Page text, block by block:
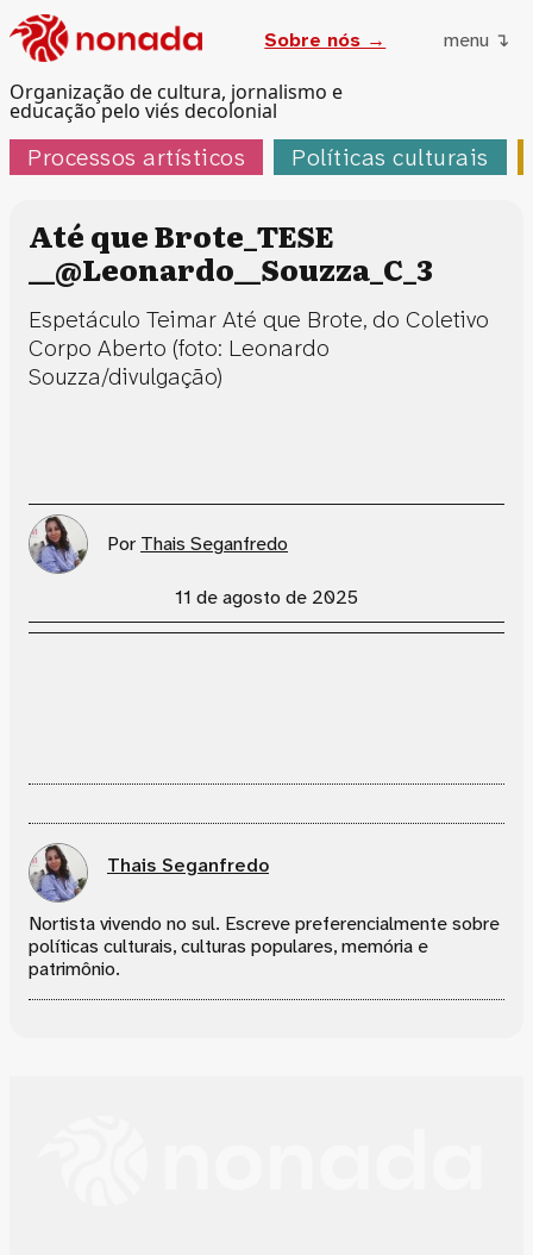
Organização de cultura, jornalismo e
educação pelo viés decolonial
Sobre nós → menu ↴
Processos artísticos Políticas culturais
Até que Brote_TESE
__@Leonardo__Souzza_C_3
Espetáculo Teimar Até que Brote, do Coletivo
Corpo Aberto (foto: Leonardo
Souzza/divulgação)
Por Thais Seganfredo
11 de agosto de 2025
Thais Seganfredo
Nortista vivendo no sul. Escreve preferencialmente sobre
políticas culturais, culturas populares, memória e
patrimônio.